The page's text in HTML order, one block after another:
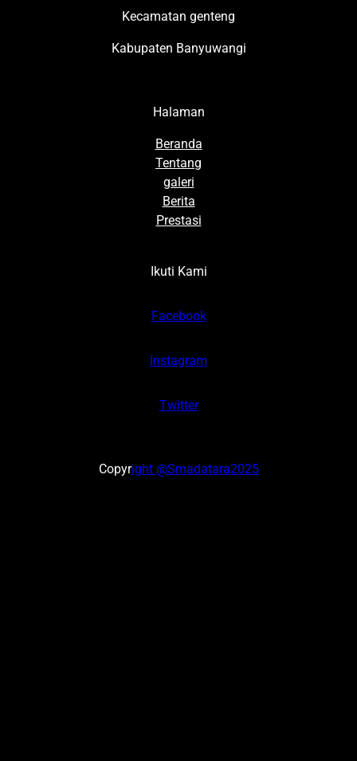
Kecamatan genteng
Kabupaten Banyuwangi
Halaman
Beranda
Tentang
galeri
Berita
Prestasi
Ikuti Kami
Facebook
Instagram
Twitter
Copyright @Smadatara2025